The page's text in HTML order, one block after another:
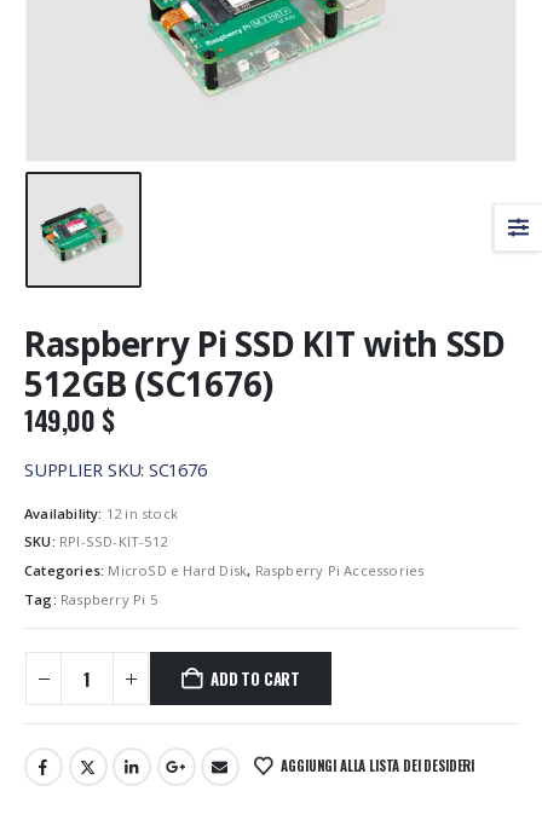
Raspberry Pi SSD KIT with SSD
512GB (SC1676)
149,00 $
SUPPLIER SKU: SC1676
Availability: 12 in stock
SKU: RPI-SSD-KIT-512
Categories: MicroSD e Hard Disk, Raspberry Pi Accessories
Tag: Raspberry Pi 5
ADD TO CART
AGGIUNGI ALLA LISTA DEI DESIDERI